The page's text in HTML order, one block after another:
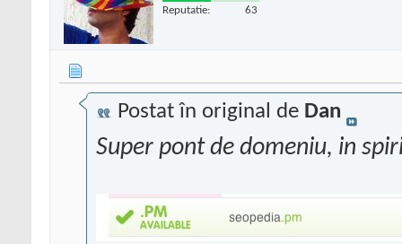
Reputatie: 63
Postat în original de Dan
Super pont de domeniu, in